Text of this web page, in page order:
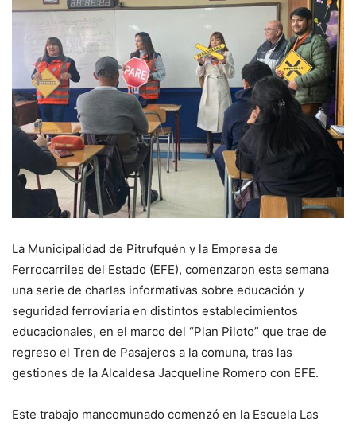
La Municipalidad de Pitrufquén y la Empresa de
Ferrocarriles del Estado (EFE), comenzaron esta semana
una serie de charlas informativas sobre educación y
seguridad ferroviaria en distintos establecimientos
educacionales, en el marco del “Plan Piloto” que trae de
regreso el Tren de Pasajeros a la comuna, tras las
gestiones de la Alcaldesa Jacqueline Romero con EFE.
Este trabajo mancomunado comenzó en la Escuela Las